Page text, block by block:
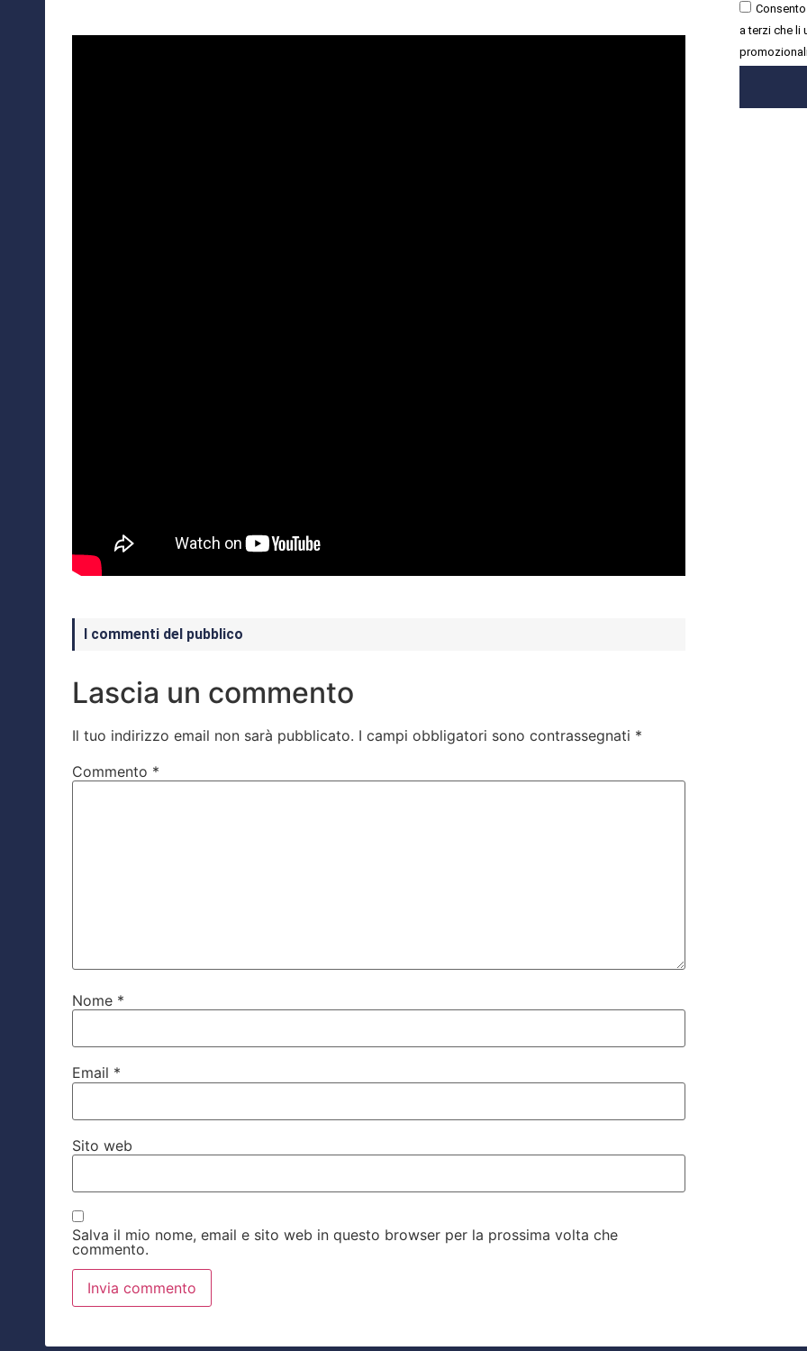
I commenti del pubblico
Lascia un commento
Il tuo indirizzo email non sarà pubblicato. I campi obbligatori sono contrassegnati *
Commento *
Nome *
Email *
Sito web
Salva il mio nome, email e sito web in questo browser per la prossima volta che
commento.
a terzi che li